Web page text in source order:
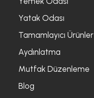
Yatak Odası
Tamamlayıcı Ürünler
Aydınlatma
Mutfak Düzenleme
Blog